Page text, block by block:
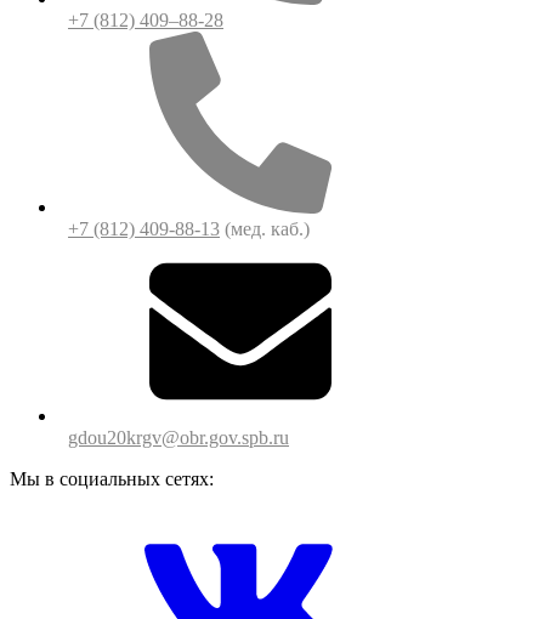
+7 (812) 409–88-28
+7 (812) 409-88-13 (мед. каб.)
gdou20krgv@obr.gov.spb.ru
Мы в социальных сетях: